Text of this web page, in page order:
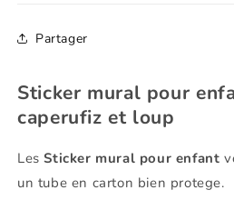
Partager
Sticker mural pour
caperufiz et loup
LesSticker mural pour enfant
un tube en carton bien protege.